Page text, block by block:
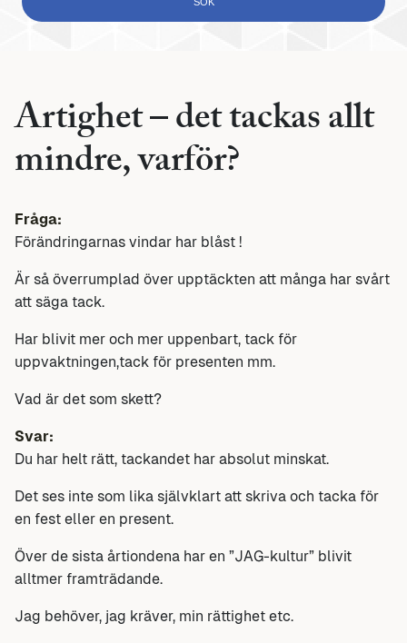
Artighet – det tackas allt
mindre, varför?
Fråga:
Förändringarnas vindar har blåst !
Är så överrumplad över upptäckten att många har svårt
att säga tack.
Har blivit mer och mer uppenbart, tack för
uppvaktningen,tack för presenten mm.
Vad är det som skett?
Svar:
Du har helt rätt, tackandet har absolut minskat.
Det ses inte som lika självklart att skriva och tacka för
en fest eller en present.
Över de sista årtiondena har en ”JAG-kultur” blivit
alltmer framträdande.
Jag behöver, jag kräver, min rättighet etc.